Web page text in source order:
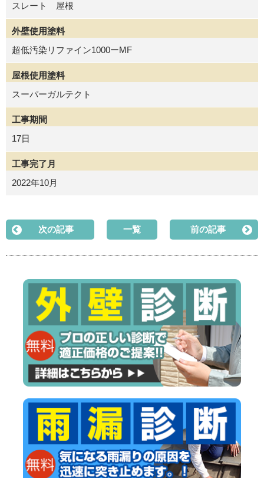
スレート 屋根
外壁使用塗料
超低汚染リファイン1000ーMF
屋根使用塗料
スーパーガルテクト
工事期間
17日
工事完了月
2022年10月
次の記事 一覧 前の記事